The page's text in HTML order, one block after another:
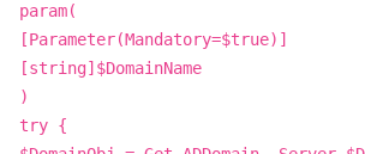
param(
[Parameter(Mandatory=$true)]
[string]$DomainName
)
try {